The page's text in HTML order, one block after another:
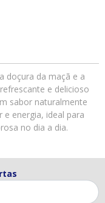
doçura da maçã e a
e delicioso
sabor naturalmente
energia, ideal para
no dia a dia.